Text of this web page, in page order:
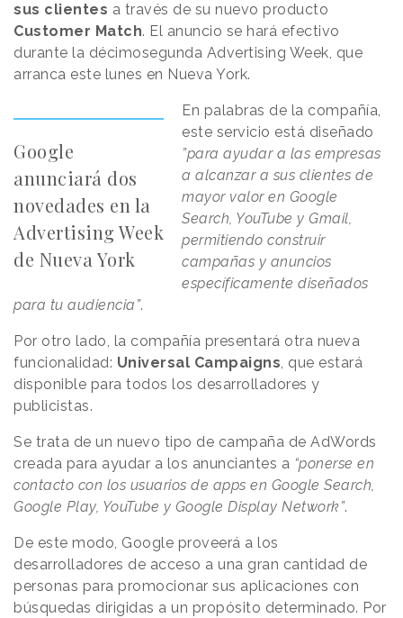
sus clientes a través de su nuevo producto
Customer Match. El anuncio se hará efectivo
durante la décimosegunda Advertising Week, que
arranca este lunes en Nueva York.
Google
anunciará dos
novedades en la
Advertising Week
de Nueva York
En palabras de la compañía,
este servicio está diseñado
”para ayudar a las empresas
a alcanzar a sus clientes de
mayor valor en Google
Search, YouTube y Gmail,
permitiendo construir
campañas y anuncios
específicamente diseñados
para tu audiencia”.
Por otro lado, la compañía presentará otra nueva
funcionalidad: Universal Campaigns, que estará
disponible para todos los desarrolladores y
publicistas.
Se trata de un nuevo tipo de campaña de AdWords
creada para ayudar a los anunciantes a “ponerse en
contacto con los usuarios de apps en Google Search,
Google Play, YouTube y Google Display Network”.
De este modo, Google proveerá a los
desarrolladores de acceso a una gran cantidad de
personas para promocionar sus aplicaciones con
búsquedas dirigidas a un propósito determinado. Por